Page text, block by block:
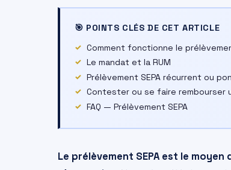
🎯 POINTS CLÉS DE CET ARTICLE
Comment fonctionne le
Le mandat et la RUM
Prélèvement SEPA récurrent ou
Contester ou se faire rembourser
FAQ — Prélèvement SEPA
Le prélèvement SEPA est le